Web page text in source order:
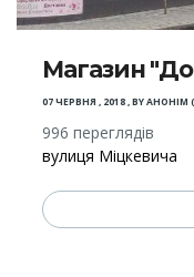
Магазин
07 ЧЕРВНЯ , 2018,BYАНОНІМ
996 переглядів
вулиця Міцкевича